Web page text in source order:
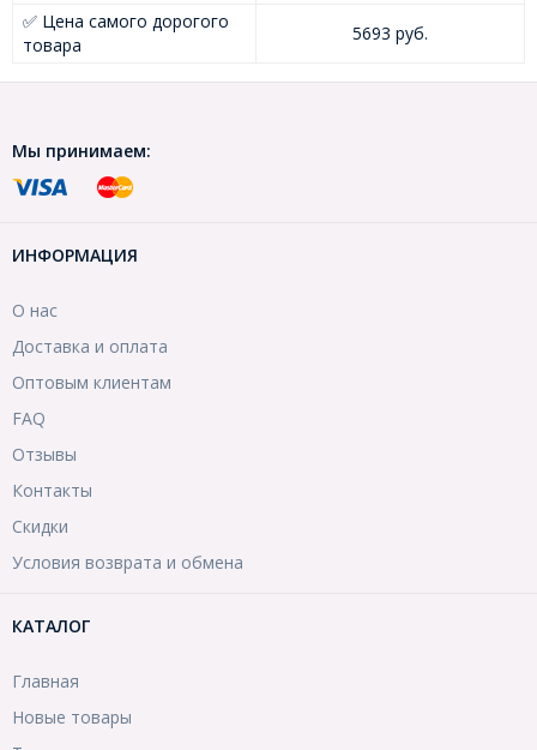
✅ Цена самого дорогого
товара
5693 руб.
Мы принимаем:
ИНФОРМАЦИЯ
О нас
Доставка и оплата
Оптовым клиентам
FAQ
Отзывы
Контакты
Скидки
Условия возврата и обмена
КАТАЛОГ
Главная
Новые товары